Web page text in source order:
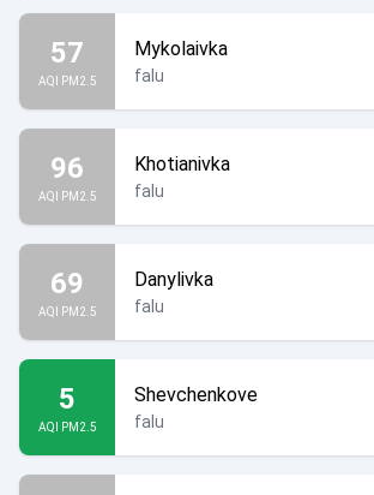
57
AQI PM2.5
Mykolaivka
falu
96
AQI PM2.5
Khotianivka
falu
69
AQI PM2.5
Danylivka
falu
5
AQI PM2.5
Shevchenkove
falu